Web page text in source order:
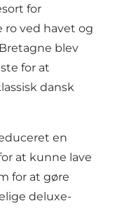
for
ro ved havet og
blev
for at
dansk
en
at kunne lave
for at gøre
deluxe-